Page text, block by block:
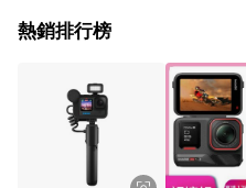
熱銷排行榜